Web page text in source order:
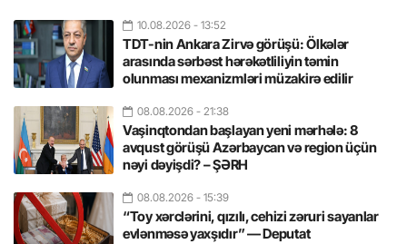
10.08.2026 - 13:52
TDT-nin Ankara Zirvə görüşü: Ölkələr
arasında sərbəst hərəkətliliyin təmin
olunması mexanizmləri müzakirə edilir
08.08.2026 - 21:38
Vaşinqtondan başlayan yeni mərhələ: 8
avqust görüşü Azərbaycan və region üçün
nəyi dəyişdi? – ŞƏRH
08.08.2026 - 15:39
“Toy xərclərini, qızılı, cehizi zəruri sayanlar
evlənməsə yaxşıdır” — Deputat